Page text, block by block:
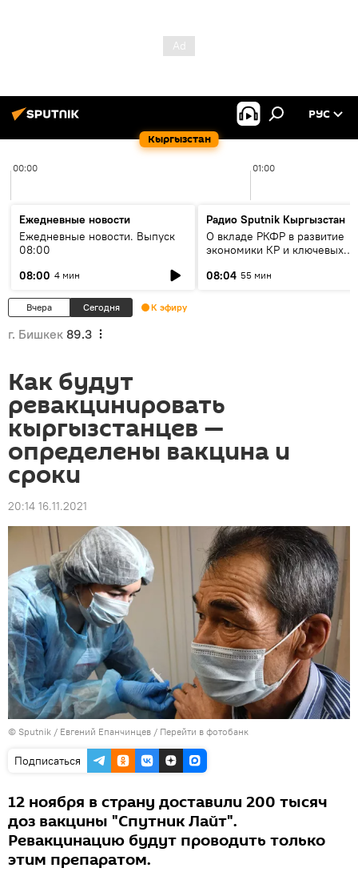
Кыргызстан
РУС
00:00 01:00
Ежедневные новости
Ежедневные новости. Выпуск
08:00
08:00 4 мин
Радио Sputnik Кыргызстан
О вкладе РКФР в развитие
экономики КР и ключевых
08:04 55 мин
Вчера Сегодня К эфиру
г. Бишкек 89.3
Как будут
ревакцинировать
кыргызстанцев —
определены вакцина и
сроки
20:14 16.11.2021
© Sputnik / Евгений Епанчинцев / Перейти в фотобанк
Подписаться
12 ноября в страну доставили 200 тысяч
доз вакцины "Спутник Лайт".
Ревакцинацию будут проводить только
этим препаратом.